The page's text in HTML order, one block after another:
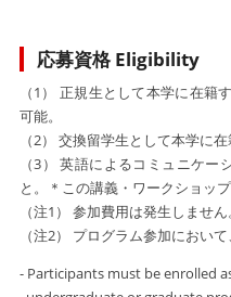
応募資格 Eligibility
（1） 正規生として本学に在籍
可能。
（2） 交換留学生として本学に
（3） 英語によるコミュニケ
と。＊この講義・ワークショッ
（注1） 参加費用は発生しません。
（注2） プログラム参加におい
- Participants must be enrolled